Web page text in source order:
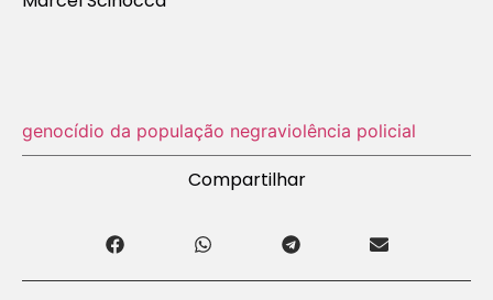
genocídio da população negraviolência policial
Compartilhar